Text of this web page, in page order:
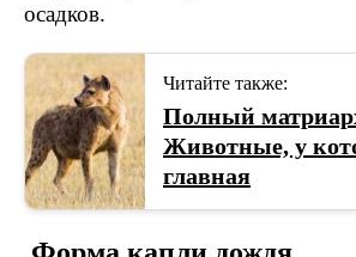
осадков.
Читайте также:
Полный
Животные, у
главная